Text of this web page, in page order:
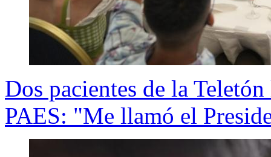
Dos pacientes de la
PAES: "Me llamó el